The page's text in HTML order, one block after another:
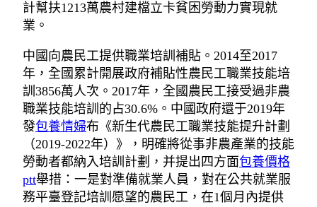
計幫扶1213萬農村建檔立卡貧困勞動力實現就
業。
中國向農民工提供職業培訓補貼。2014至2017
年，全國累計開展政府補貼性農民工職業技能培
訓3856萬人次。2017年，全國農民工接受過非農
職業技能培訓的占30.6%。中國政府還于2019年
發包養情婦布《新生代農民工職業技能提升計劃
（2019-2022年）》，明確將從事非農產業的技能
勞動者都納入培訓計劃，并提出四方面包養價格
ptt舉措：一是對準備就業人員，對在公共就業服
務平臺登記培訓愿望的農民工，在1個月內提供